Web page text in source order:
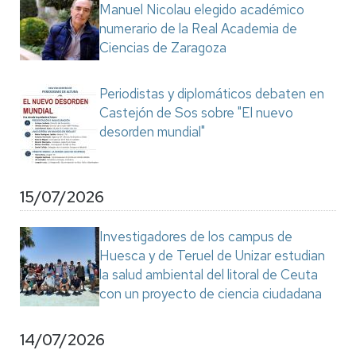
Manuel Nicolau elegido académico
numerario de la Real Academia de
Ciencias de Zaragoza
Periodistas y diplomáticos debaten en
Castejón de Sos sobre "El nuevo
desorden mundial"
15/07/2026
Investigadores de los campus de
Huesca y de Teruel de Unizar estudian
la salud ambiental del litoral de Ceuta
con un proyecto de ciencia ciudadana
14/07/2026